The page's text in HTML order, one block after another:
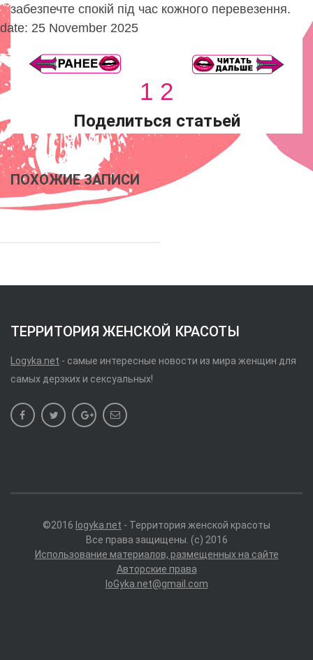
забезпечте спокій під час кожного перевезення.
date: 25 November 2025
1 2
Поделиться статьей
ПОХОЖИЕ ЗАПИСИ
ТЕРРИТОРИЯ ЖЕНСКОЙ КРАСОТЫ
Logyka.net - самые интересные новости из мира женщин для
самых дерзких и сексуальных!
©2016 logyka.net - Территория женской красоты
Все права защищены. (c) 2016
Использование материалов, размещенных на сайте
Авторские права
loGyka.net@gmail.com